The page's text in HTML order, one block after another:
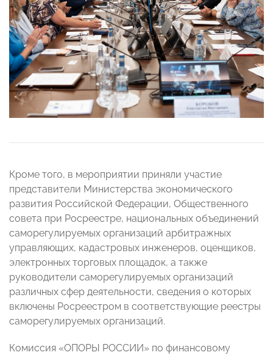
Кроме того, в мероприятии приняли участие
представители Министерства экономического
развития Российской Федерации, Общественного
совета при Росреестре, национальных объединений
саморегулируемых организаций арбитражных
управляющих, кадастровых инженеров, оценщиков,
электронных торговых площадок, а также
руководители саморегулируемых организаций
различных сфер деятельности, сведения о которых
включены Росреестром в соответствующие реестры
саморегулируемых организаций.
Комиссия «ОПОРЫ РОССИИ» по финансовому